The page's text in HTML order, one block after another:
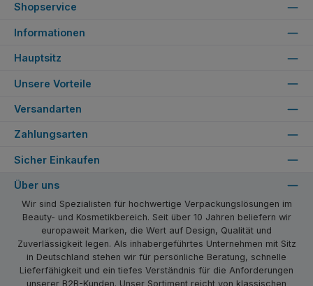
Shopservice
Informationen
Unsere Vorteile
Versandarten
Zahlungsarten
Hauptsitz
Sicher Einkaufen
Über uns
Wir sind Spezialisten für hochwertige Verpackungslösungen im
Beauty- und Kosmetikbereich. Seit über 10 Jahren beliefern wir
europaweit Marken, die Wert auf Design, Qualität und
Zuverlässigkeit legen. Als inhabergeführtes Unternehmen mit Sitz
in Deutschland stehen wir für persönliche Beratung, schnelle
Lieferfähigkeit und ein tiefes Verständnis für die Anforderungen
unserer B2B-Kunden. Unser Sortiment reicht von klassischen